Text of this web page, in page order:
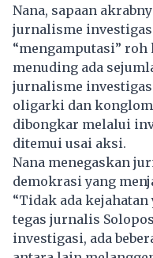
Nana, sapaan
jurnalisme
“mengamputasi”
menuding ada
jurnalisme
oligarki dan
dibongkar melalui
ditemui usai aksi.
Nana menegaskan
demokrasi yang
“Tidak ada
tegas jurnalis
investigasi, ada